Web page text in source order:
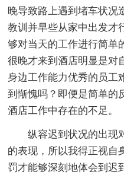
晚导致路上遇到堵车状况
教训并早些从家中出发才
够对当天的工作进行简单
很晚才来到酒店明显是对
身边工作能力优秀的员工
到惭愧吗？即便是简单的
酒店工作中存在的不足。
纵容迟到状况的出现
的表现，所以我得正视自
罚才能够深刻地体会到迟